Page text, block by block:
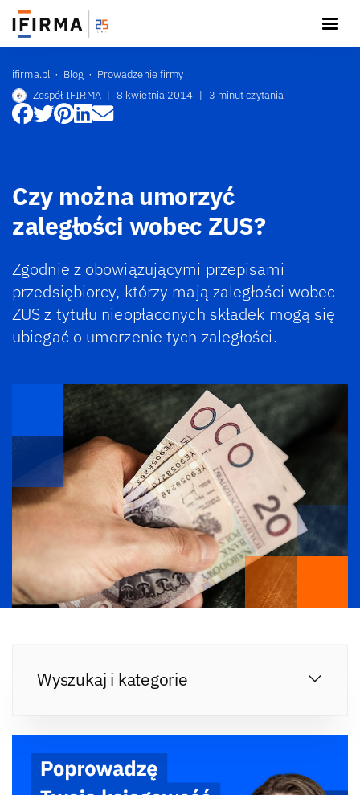
ifirma.pl Blog
Prowadzenie firmy
Zespół IFIRMA | 8 kwietnia 2014 | 3 minut czytania
Czy można umorzyć
zaległości wobec ZUS?
Zgodnie z obowiązującymi przepisami
przedsiębiorcy, którzy mają zaległości wobec
ZUS z tytułu nieopłaconych składek mogą się
ubiegać o umorzenie tych zaległości.
Wyszukaj i kategorie